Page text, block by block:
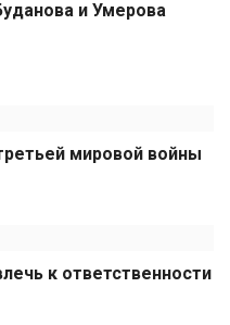
и Умерова
мировой войны
к ответственности